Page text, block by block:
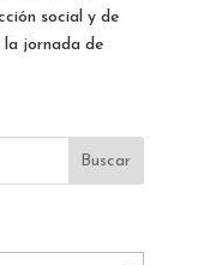
social y de
jornada de